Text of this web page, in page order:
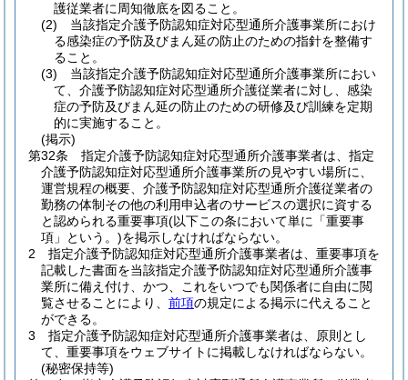
護従業者に周知徹底を図ること。
(2)
当該指定介護予防認知症対応型通所介護事業所におけ
る感染症の予防及びまん延の防止のための指針を整備す
ること。
(3)
当該指定介護予防認知症対応型通所介護事業所におい
て、介護予防認知症対応型通所介護従業者に対し、感染
症の予防及びまん延の防止のための研修及び訓練を定期
的に実施すること。
(掲示)
第32条
指定介護予防認知症対応型通所介護事業者は、指定
介護予防認知症対応型通所介護事業所の見やすい場所に、
運営規程の概要、介護予防認知症対応型通所介護従業者の
勤務の体制その他の利用申込者のサービスの選択に資する
と認められる重要事項(以下この条において単に「重要事
項」という。)を掲示しなければならない。
2
指定介護予防認知症対応型通所介護事業者は、重要事項を
記載した書面を当該指定介護予防認知症対応型通所介護事
業所に備え付け、かつ、これをいつでも関係者に自由に閲
覧させることにより、 前項の規定による掲示に代えること
ができる。
3
指定介護予防認知症対応型通所介護事業者は、原則とし
て、重要事項をウェブサイトに掲載しなければならない。
(秘密保持等)